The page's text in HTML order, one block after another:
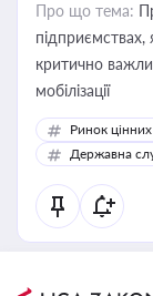
Про що тема:
підприємствах,
критично
мобілізації
Ринок
Державна